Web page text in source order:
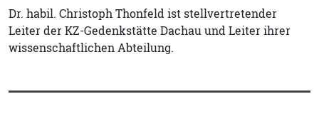
Dr. habil. Christoph Thonfeld ist stellvertretender
Leiter der KZ-Gedenkstätte Dachau und Leiter ihrer
wissenschaftlichen Abteilung.